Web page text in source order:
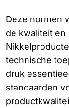
Deze normen
de kwaliteit en
technische
druk
standaarden